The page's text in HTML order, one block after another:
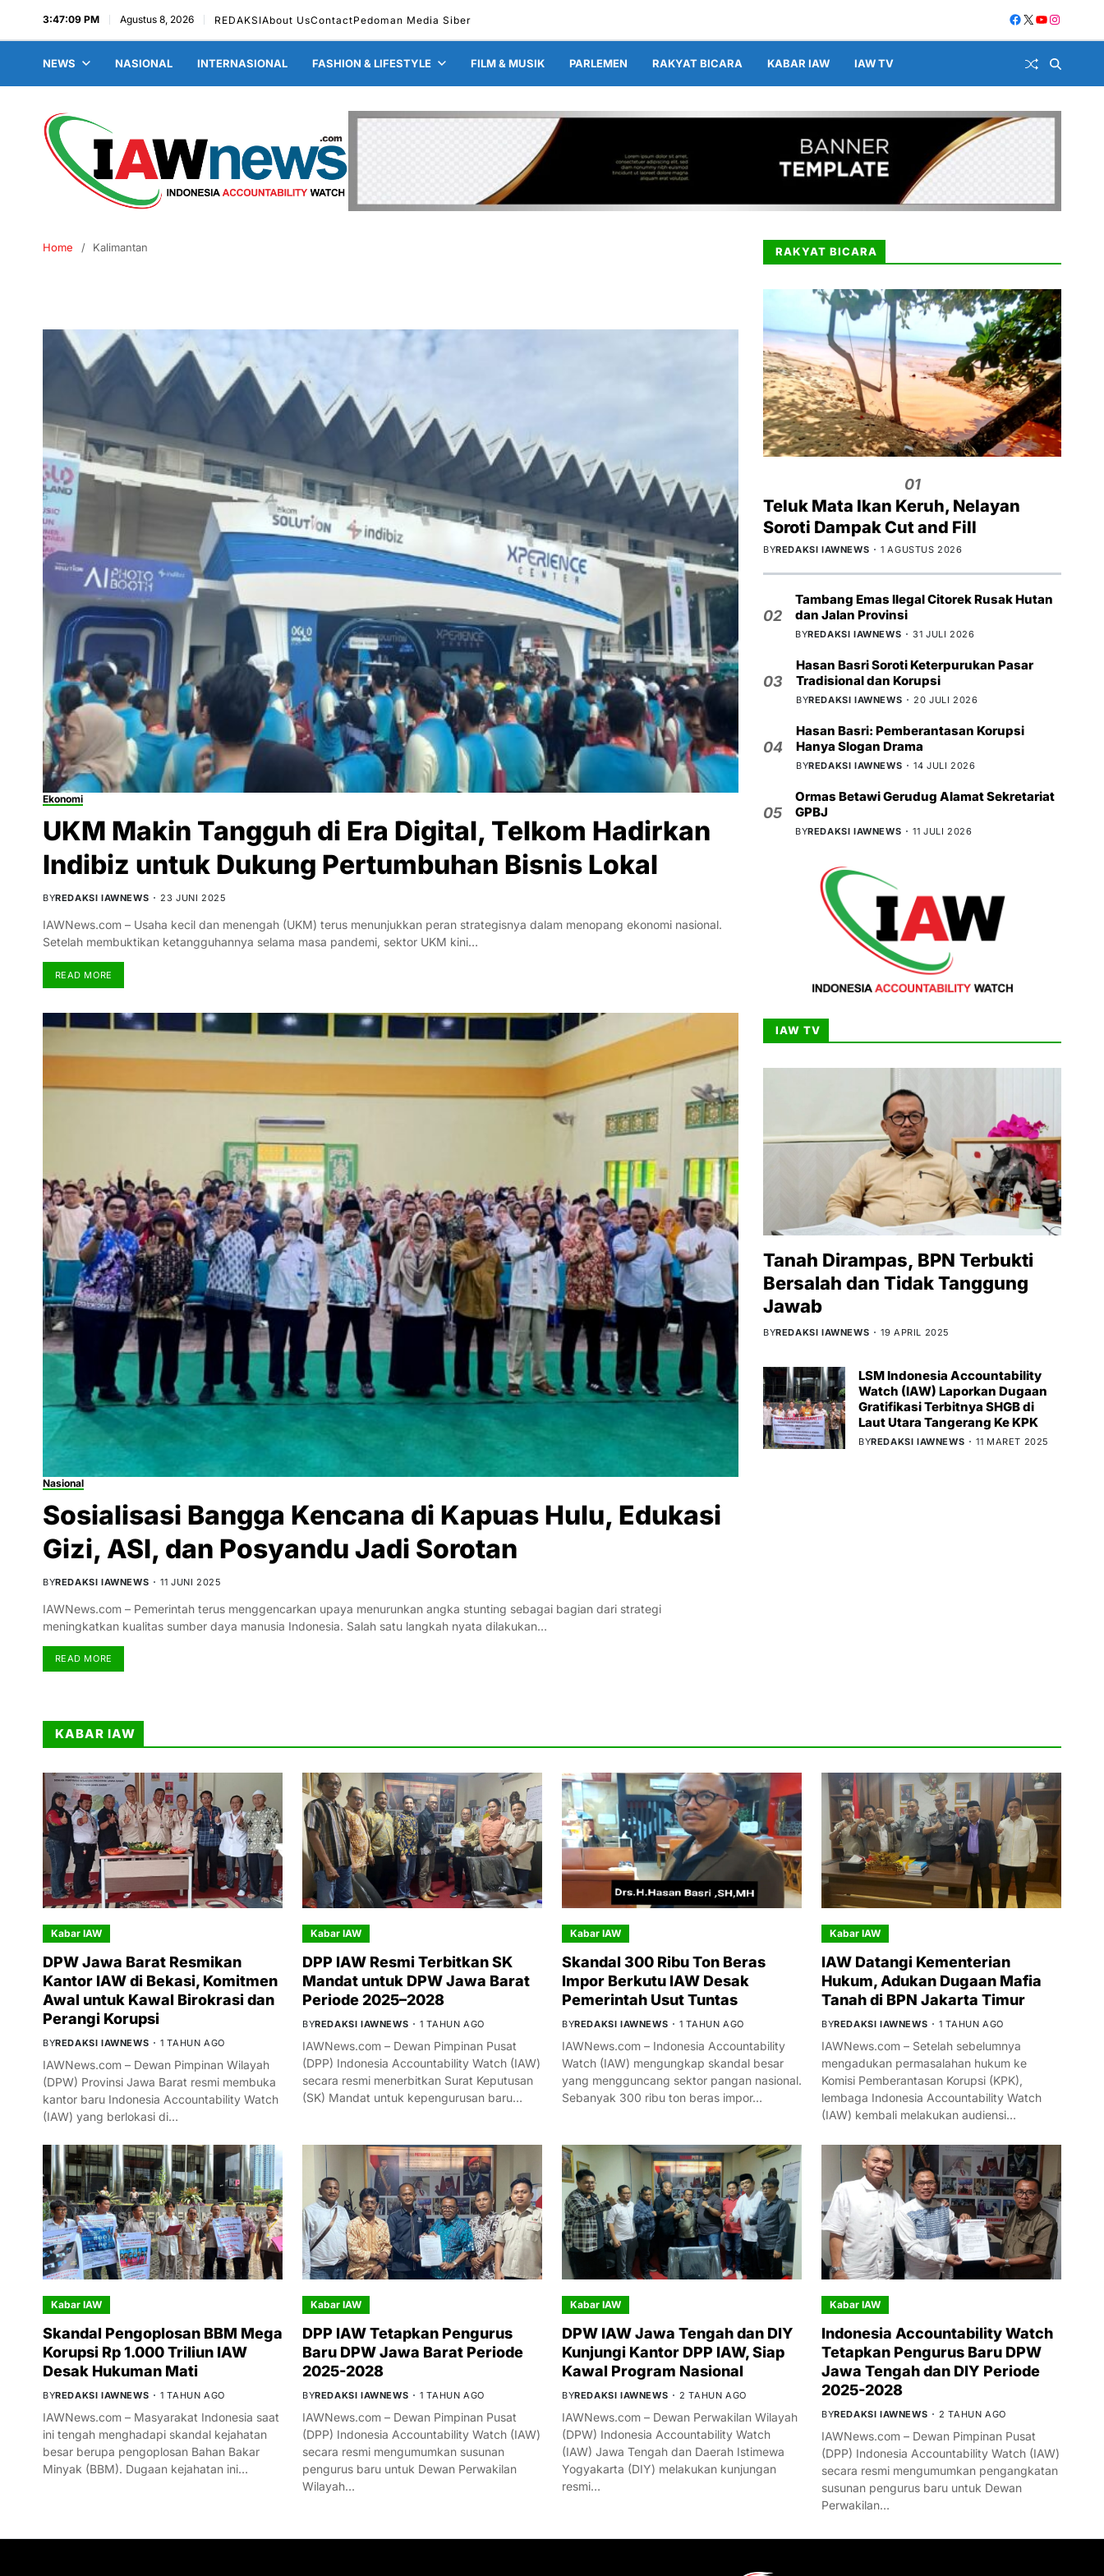
3:47:10 PM Agustus 8, 2026 REDAKSI About UsContactPedoman Media Siber
NEWS NASIONAL INTERNASIONAL FASHION & LIFESTYLE FILM & MUSIK PARLEMEN RAKYAT BICARA KABAR IAW IAW TV
Home Kalimantan
Ekonomi
UKM Makin Tangguh di Era Digital, Telkom Hadirkan
Indibiz untuk Dukung Pertumbuhan Bisnis Lokal
BYREDAKSI IAWNEWS 23 JUNI 2025
IAWNews.com – Usaha kecil dan menengah (UKM) terus menunjukkan peran strategisnya dalam menopang ekonomi nasional.
Setelah membuktikan ketangguhannya selama masa pandemi, sektor UKM kini…
READ MORE
Nasional
Sosialisasi Bangga Kencana di Kapuas Hulu, Edukasi
Gizi, ASI, dan Posyandu Jadi Sorotan
BYREDAKSI IAWNEWS 11 JUNI 2025
IAWNews.com – Pemerintah terus menggencarkan upaya menurunkan angka stunting sebagai bagian dari strategi
meningkatkan kualitas sumber daya manusia Indonesia. Salah satu langkah nyata dilakukan…
READ MORE
RAKYAT BICARA
01
Teluk Mata Ikan Keruh, Nelayan
Soroti Dampak Cut and Fill
BYREDAKSI IAWNEWS 1 AGUSTUS 2026
02
Tambang Emas Ilegal Citorek Rusak Hutan
dan Jalan Provinsi
BYREDAKSI IAWNEWS 31 JULI 2026
03
Hasan Basri Soroti Keterpurukan Pasar
Tradisional dan Korupsi
BYREDAKSI IAWNEWS 20 JULI 2026
04
Hasan Basri: Pemberantasan Korupsi
Hanya Slogan Drama
BYREDAKSI IAWNEWS 14 JULI 2026
05
Ormas Betawi Gerudug Alamat Sekretariat
GPBJ
BYREDAKSI IAWNEWS 11 JULI 2026
IAW TV
Tanah Dirampas, BPN Terbukti
Bersalah dan Tidak Tanggung
Jawab
BYREDAKSI IAWNEWS 19 APRIL 2025
LSM Indonesia Accountability
Watch (IAW) Laporkan Dugaan
Gratifikasi Terbitnya SHGB di
Laut Utara Tangerang Ke KPK
BYREDAKSI IAWNEWS 11 MARET 2025
KABAR IAW
Kabar IAW
DPW Jawa Barat Resmikan
Kantor IAW di Bekasi, Komitmen
Awal untuk Kawal Birokrasi dan
Perangi Korupsi
BYREDAKSI IAWNEWS 1 TAHUN AGO
IAWNews.com – Dewan Pimpinan Wilayah
(DPW) Provinsi Jawa Barat resmi membuka
kantor baru Indonesia Accountability Watch
(IAW) yang berlokasi di…
Kabar IAW
DPP IAW Resmi Terbitkan SK
Mandat untuk DPW Jawa Barat
Periode 2025–2028
BYREDAKSI IAWNEWS 1 TAHUN AGO
IAWNews.com – Dewan Pimpinan Pusat
(DPP) Indonesia Accountability Watch (IAW)
secara resmi menerbitkan Surat Keputusan
(SK) Mandat untuk kepengurusan baru…
Kabar IAW
Skandal 300 Ribu Ton Beras
Impor Berkutu IAW Desak
Pemerintah Usut Tuntas
BYREDAKSI IAWNEWS 1 TAHUN AGO
IAWNews.com – Indonesia Accountability
Watch (IAW) mengungkap skandal besar
yang mengguncang sektor pangan nasional.
Sebanyak 300 ribu ton beras impor…
Kabar IAW
IAW Datangi Kementerian
Hukum, Adukan Dugaan Mafia
Tanah di BPN Jakarta Timur
BYREDAKSI IAWNEWS 1 TAHUN AGO
IAWNews.com – Setelah sebelumnya
mengadukan permasalahan hukum ke
Komisi Pemberantasan Korupsi (KPK),
lembaga Indonesia Accountability Watch
(IAW) kembali melakukan audiensi…
Kabar IAW
Skandal Pengoplosan BBM Mega
Korupsi Rp 1.000 Triliun IAW
Desak Hukuman Mati
BYREDAKSI IAWNEWS 1 TAHUN AGO
IAWNews.com – Masyarakat Indonesia saat
ini tengah menghadapi skandal kejahatan
besar berupa pengoplosan Bahan Bakar
Minyak (BBM). Dugaan kejahatan ini…
Kabar IAW
DPP IAW Tetapkan Pengurus
Baru DPW Jawa Barat Periode
2025-2028
BYREDAKSI IAWNEWS 1 TAHUN AGO
IAWNews.com – Dewan Pimpinan Pusat
(DPP) Indonesia Accountability Watch (IAW)
secara resmi mengumumkan susunan
pengurus baru untuk Dewan Perwakilan
Wilayah…
Kabar IAW
DPW IAW Jawa Tengah dan DIY
Kunjungi Kantor DPP IAW, Siap
Kawal Program Nasional
BYREDAKSI IAWNEWS 2 TAHUN AGO
IAWNews.com – Dewan Perwakilan Wilayah
(DPW) Indonesia Accountability Watch
(IAW) Jawa Tengah dan Daerah Istimewa
Yogyakarta (DIY) melakukan kunjungan
resmi…
Kabar IAW
Indonesia Accountability Watch
Tetapkan Pengurus Baru DPW
Jawa Tengah dan DIY Periode
2025-2028
BYREDAKSI IAWNEWS 2 TAHUN AGO
IAWNews.com – Dewan Pimpinan Pusat
(DPP) Indonesia Accountability Watch (IAW)
secara resmi mengumumkan pengangkatan
susunan pengurus baru untuk Dewan
Perwakilan…